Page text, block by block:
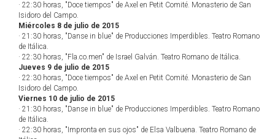
· 22:30 horas, "Doce tiempos" de Axel en Petit Comité. Monasterio de San
Isidoro del Campo.
Miércoles 8 de julio de 2015
· 21:30 horas, "Danse in blue" de Producciones Imperdibles. Teatro Romano
de Itálica.
· 22:30 horas, "Fla.co.men" de Israel Galván. Teatro Romano de Itálica.
Jueves 9 de julio de 2015
· 22:30 horas, "Doce tiempos" de Axel en Petit Comité. Monasterio de San
Isidoro del Campo.
Viernes 10 de julio de 2015
· 21:30 horas, "Danse in blue" de Producciones Imperdibles. Teatro Romano
de Itálica.
· 22:30 horas, "Impronta en sus ojos" de Elsa Valbuena. Teatro Romano de